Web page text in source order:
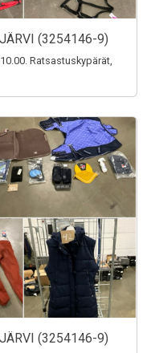
(3254146-9)
Ratsastuskypärät,
(3254146-9)